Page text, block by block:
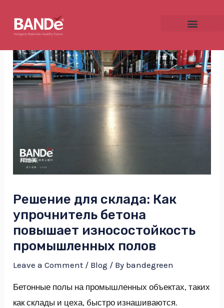
content
Решение для склада: Как
упрочнитель бетона
повышает износостойкость
промышленных полов
Leave a Comment / Blog / By bandegreen
Бетонные полы на промышленных объектах, таких
как склады и цеха, быстро изнашиваются.
navigation